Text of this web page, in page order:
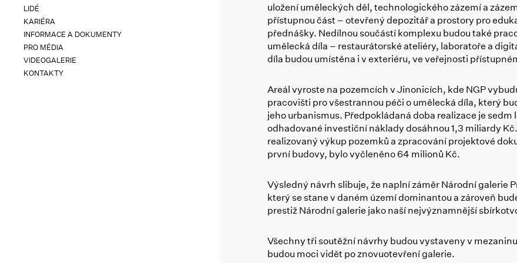
LIDÉ
KARIÉRA
INFORMACE A DOKUMENTY
PRO MÉDIA
VIDEOGALERIE
KONTAKTY
uložení uměleckých děl, technologického zázemí a
přístupnou část – otevřený depozitář a prostory pro
přednášky. Nedílnou součástí komplexu budou také
umělecká díla – restaurátorské ateliéry, laboratoře a
díla budou umístěna i v exteriéru, ve veřejnosti
Areál vyroste na pozemcích v Jinonicích, kde NGP
pracovišti pro všestrannou péči o umělecká díla, který
jeho urbanismus. Předpokládaná doba realizace je
odhadované investiční náklady dosáhnou 1,3 miliardy
realizovaný výkup pozemků a zpracování projektové
první budovy, bylo vyčleněno 64 milionů Kč.
Výsledný návrh slibuje, že naplní záměr Národní galerie
který se stane v daném území dominantou a zároveň
prestiž Národní galerie jako naší nejvýznamnější
Všechny tři soutěžní návrhy budou vystaveny v
budou moci vidět po znovuotevření galerie.